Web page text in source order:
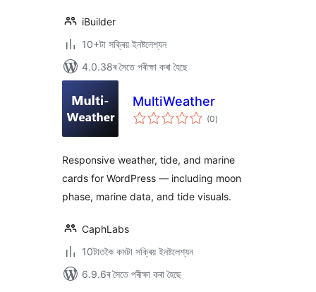
iBuilder
10+টা সক্ৰিয় ইনষ্টলেশ্যন
4.0.38ৰ সৈতে পৰীক্ষা কৰা হৈছে
MultiWeather
(0টা
মুঠ)
Responsive weather, tide, and marine
cards for WordPress — including moon
phase, marine data, and tide visuals.
CaphLabs
10টাতকৈ কমটা সক্ৰিয় ইনষ্টলেশ্যন
6.9.6ৰ সৈতে পৰীক্ষা কৰা হৈছে